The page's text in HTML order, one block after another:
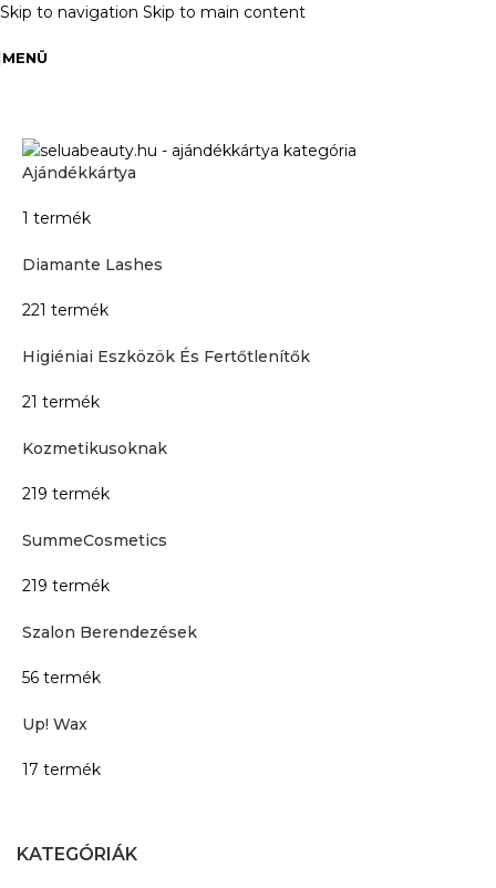
Skip to navigation Skip to main content
MENÜ
Ajándékkártya
1 termék
Diamante Lashes
221 termék
Higiéniai Eszközök És Fertőtlenítők
21 termék
Kozmetikusoknak
219 termék
SummeCosmetics
219 termék
Szalon Berendezések
56 termék
Up! Wax
17 termék
KATEGÓRIÁK